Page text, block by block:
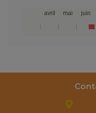
avril mai juin